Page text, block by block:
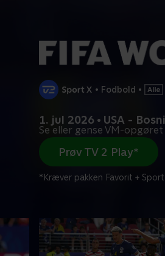
• Fodbold •
1. jul 2026 • USA -
Se eller gense VM-
Prøv TV 2 Play*
*Kræver pakken Favorit +